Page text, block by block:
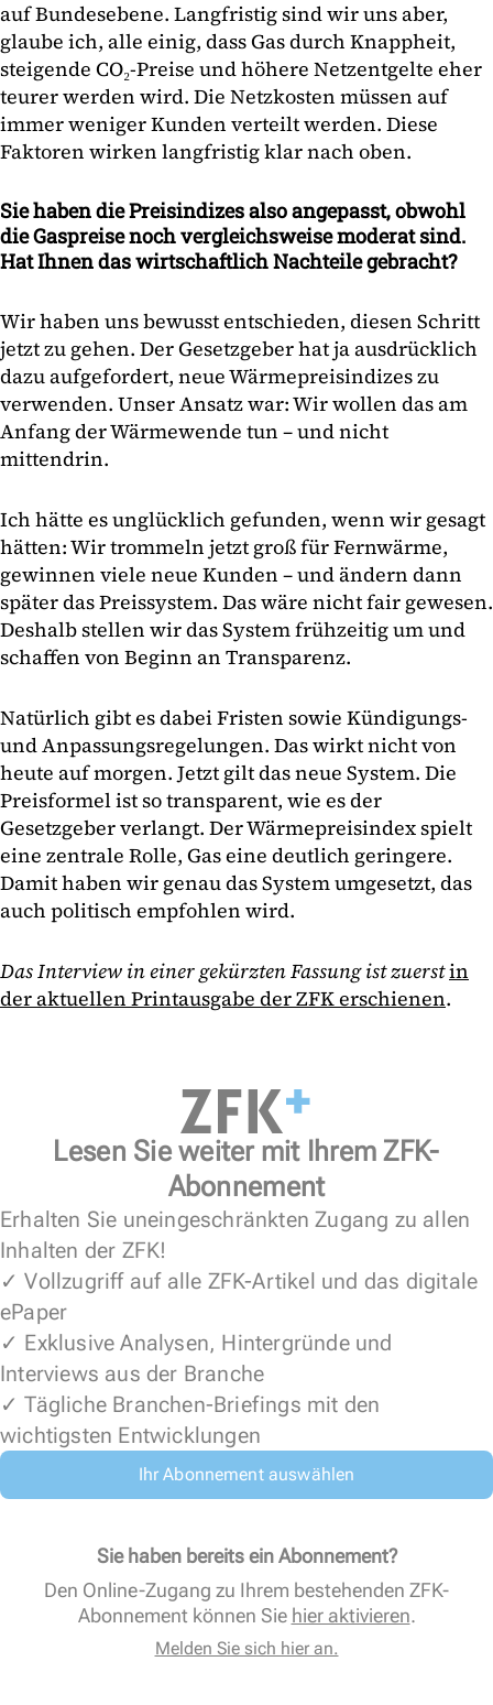
auf Bundesebene. Langfristig sind wir uns aber,
glaube ich, alle einig, dass Gas durch Knappheit,
steigende CO₂-Preise und höhere Netzentgelte eher
teurer werden wird. Die Netzkosten müssen auf
immer weniger Kunden verteilt werden. Diese
Faktoren wirken langfristig klar nach oben.
Sie haben die Preisindizes also angepasst, obwohl
die Gaspreise noch vergleichsweise moderat sind.
Hat Ihnen das wirtschaftlich Nachteile gebracht?
Wir haben uns bewusst entschieden, diesen Schritt
jetzt zu gehen. Der Gesetzgeber hat ja ausdrücklich
dazu aufgefordert, neue Wärmepreisindizes zu
verwenden. Unser Ansatz war: Wir wollen das am
Anfang der Wärmewende tun – und nicht
mittendrin.
Ich hätte es unglücklich gefunden, wenn wir gesagt
hätten: Wir trommeln jetzt groß für Fernwärme,
gewinnen viele neue Kunden – und ändern dann
später das Preissystem. Das wäre nicht fair gewesen.
Deshalb stellen wir das System frühzeitig um und
schaffen von Beginn an Transparenz.
Natürlich gibt es dabei Fristen sowie Kündigungs-
und Anpassungsregelungen. Das wirkt nicht von
heute auf morgen. Jetzt gilt das neue System. Die
Preisformel ist so transparent, wie es der
Gesetzgeber verlangt. Der Wärmepreisindex spielt
eine zentrale Rolle, Gas eine deutlich geringere.
Damit haben wir genau das System umgesetzt, das
auch politisch empfohlen wird.
Das Interview in einer gekürzten Fassung ist zuerstin
der aktuellen Printausgabe der ZFK erschienen.
Lesen Sie weiter mit Ihrem ZFK-
Abonnement
Erhalten Sie uneingeschränkten Zugang zu allen
Inhalten der ZFK!
✓ Vollzugriff auf alle ZFK-Artikel und das digitale
ePaper
✓ Exklusive Analysen, Hintergründe und
Interviews aus der Branche
✓ Tägliche Branchen-Briefings mit den
wichtigsten Entwicklungen
Ihr Abonnement auswählen
Sie haben bereits ein Abonnement?
Den Online-Zugang zu Ihrem bestehenden ZFK-
Abonnement können Sie hier aktivieren.
Melden Sie sich hier an.